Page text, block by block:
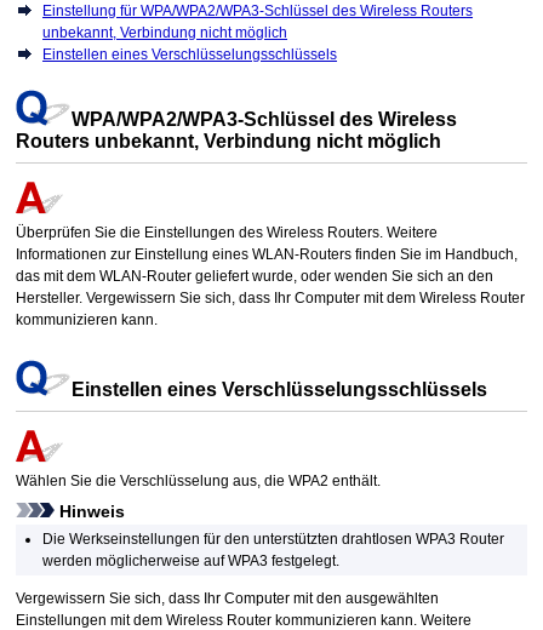
Einstellung für WPA/WPA2/WPA3-Schlüssel des Wireless Routers
unbekannt, Verbindung nicht möglich
Einstellen eines Verschlüsselungsschlüssels
WPA/WPA2/WPA3-Schlüssel des Wireless
Routers unbekannt, Verbindung nicht möglich
Überprüfen Sie die Einstellungen des Wireless Routers. Weitere
Informationen zur Einstellung eines WLAN-Routers finden Sie im Handbuch,
das mit dem WLAN-Router geliefert wurde, oder wenden Sie sich an den
Hersteller. Vergewissern Sie sich, dass Ihr Computer mit dem Wireless Router
kommunizieren kann.
Einstellen eines Verschlüsselungsschlüssels
Wählen Sie die Verschlüsselung aus, dieWPA2 enthält.
Hinweis
Die Werkseinstellungen für den unterstützten drahtlosenWPA3 Router
werden möglicherweise aufWPA3 festgelegt.
Vergewissern Sie sich, dass Ihr Computer mit den ausgewählten
Einstellungen mit dem Wireless Router kommunizieren kann. Weitere